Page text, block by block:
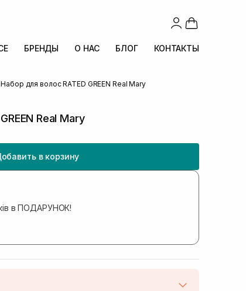
БРЕНДЫ О НАС БЛОГ КОНТАКТЫ
Набор для волос RATED GREEN Real Mary
Real Mary
в корзину
в ПОДАРУНОК!